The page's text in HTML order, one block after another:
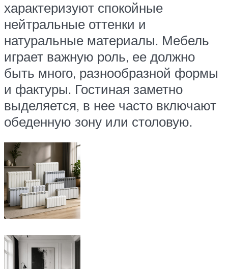
характеризуют спокойные
нейтральные оттенки и
натуральные материалы. Мебель
играет важную роль, ее должно
быть много, разнообразной формы
и фактуры. Гостиная заметно
выделяется, в нее часто включают
обеденную зону или столовую.